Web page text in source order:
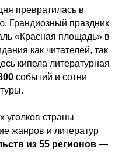
превратилась в
Грандиозный праздник
«Красная площадь» в
как читателей, так
кипела литературная
событий и сотни
уголков страны
жанров и литератур
из 55 регионов —